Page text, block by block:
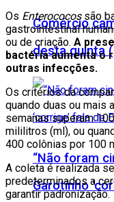
Comércio
desta quinta
“Não foram
Garotinho
Os Enterococossão
gastrointestinal
ou de criação. A
bactéria aumenta o
outras infecções.
Os critérios da
quando duas ou mais
semanas superam
mililitros (ml), ou
400 colônias por 100
A coleta é realizada
predeterminados a
garantir padronização.